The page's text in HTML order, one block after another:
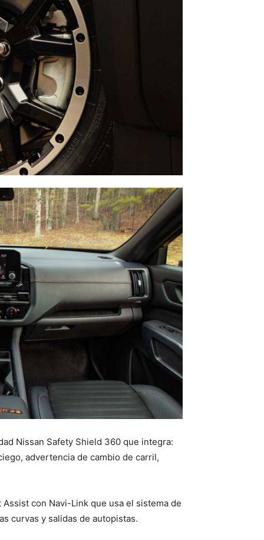
Nissan Safety Shield 360 que integra:
advertencia de cambio de carril,
con Navi-Link que usa el sistema de
curvas y salidas de autopistas.